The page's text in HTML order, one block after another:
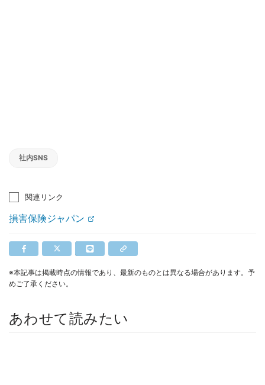
社内SNS
関連リンク
損害保険ジャパン
※本記事は掲載時点の情報であり、最新のものとは異なる場合があります。予
めご了承ください。
あわせて読みたい